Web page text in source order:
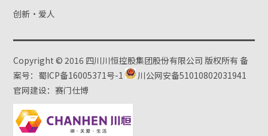
创新·爱人
Copyright © 2016 四川川恒控股集团股份有限公司 版权所有备
案号：蜀ICP备16005371号-1
川公网安备51010802031941
官网建设：赛门仕博